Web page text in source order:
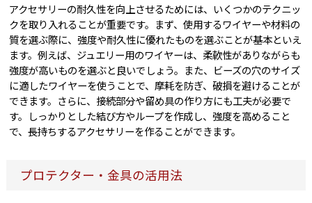
アクセサリーの耐久性を向上させるためには、いくつかのテクニッ
クを取り入れることが重要です。まず、使用するワイヤーや材料の
質を選ぶ際に、強度や耐久性に優れたものを選ぶことが基本といえ
ます。例えば、ジュエリー用のワイヤーは、柔軟性がありながらも
強度が高いものを選ぶと良いでしょう。また、ビーズの穴のサイズ
に適したワイヤーを使うことで、摩耗を防ぎ、破損を避けることが
できます。さらに、接続部分や留め具の作り方にも工夫が必要で
す。しっかりとした結び方やループを作成し、強度を高めること
で、長持ちするアクセサリーを作ることができます。
プロテクター・金具の活用法